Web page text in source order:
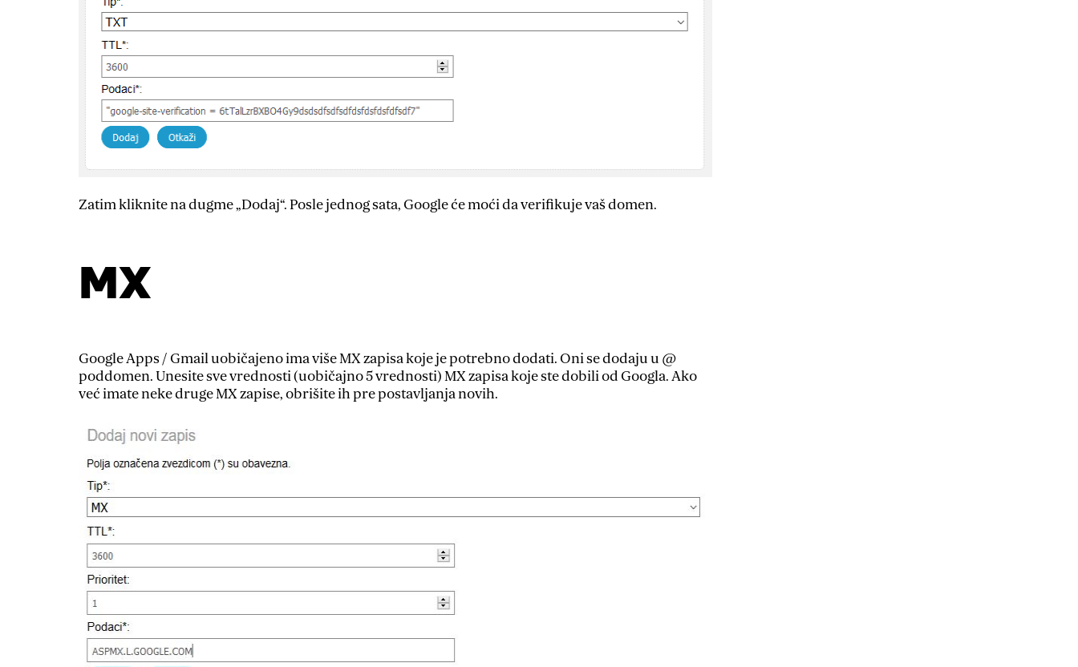
Zatim kliknite na dugme „Dodaj“. Posle jednog sata, Google će moći da verifikuje vaš domen.
MX
Google Apps / Gmail uobičajeno ima više MX zapisa koje je potrebno dodati. Oni se dodaju u @
poddomen. Unesite sve vrednosti (uobičajno 5 vrednosti) MX zapisa koje ste dobili od Googla. Ako
već imate neke druge MX zapise, obrišite ih pre postavljanja novih.